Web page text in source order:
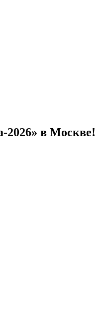
2026» в Москве!